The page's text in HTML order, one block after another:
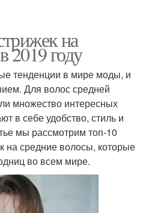
на
2019 году
тенденции в мире моды, и
Для волос средней
множество интересных
в себе удобство, стиль и
мы рассмотрим топ-10
на средние волосы, которые
во всем мире.